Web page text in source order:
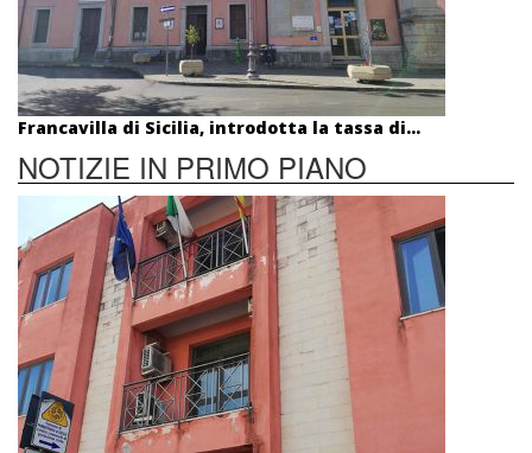
Francavilla di Sicilia, introdotta la tassa di...
NOTIZIE IN PRIMO PIANO